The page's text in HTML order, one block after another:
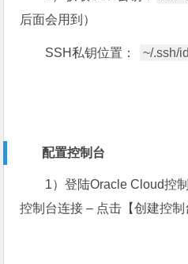
后面会用到）
SSH私钥位置： ~/.ssh/
配置控制台
1）登陆Oracle Cloud控
控制台连接 – 点击【创建控制